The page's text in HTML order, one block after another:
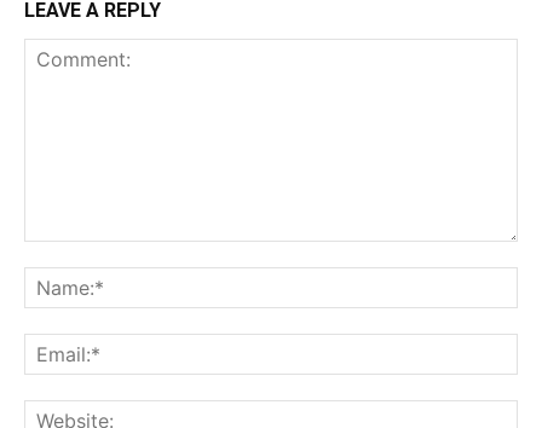
LEAVE A REPLY